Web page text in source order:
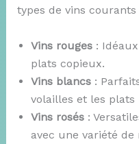
types de vins courants
Vins rouges: Idéaux
plats copieux.
Vins blancs:
volailles et les plats
Vins rosés:
avec une variété de